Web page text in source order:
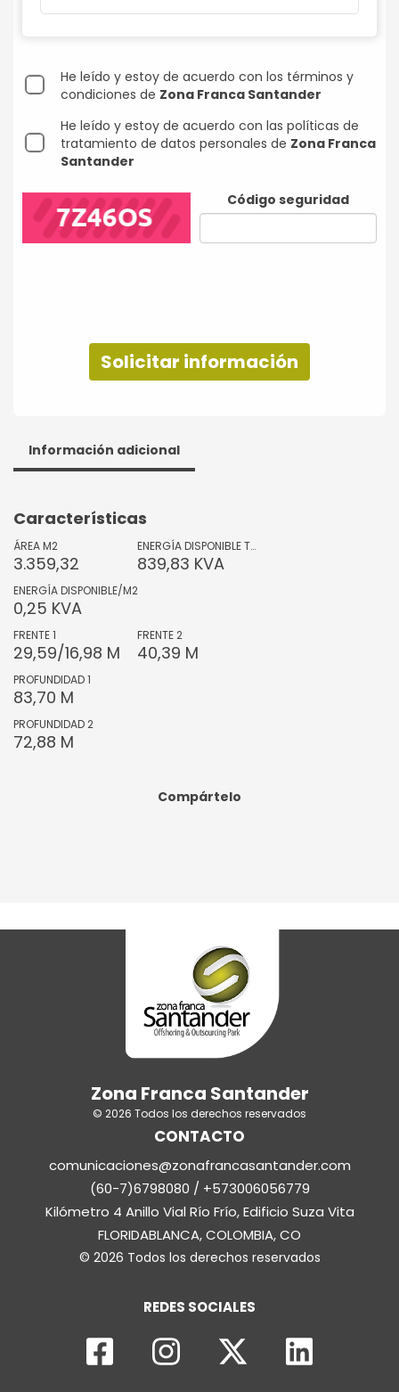
He leído y estoy de acuerdo con los términos y
condiciones de Zona Franca Santander
He leído y estoy de acuerdo con las políticas de
tratamiento de datos personales de Zona Franca
Santander
Código seguridad
Solicitar información
Información adicional
Características
ÁREA M2
3.359,32
ENERGÍA DISPONIBLE TOTAL
839,83 KVA
ENERGÍA DISPONIBLE/M2
0,25 KVA
FRENTE 1
29,59/16,98 M
FRENTE 2
40,39 M
PROFUNDIDAD 1
83,70 M
PROFUNDIDAD 2
72,88 M
Compártelo
Zona Franca Santander
© 2026 Todos los derechos reservados
CONTACTO
comunicaciones@zonafrancasantander.com
(60-7)6798080 / +573006056779
Kilómetro 4 Anillo Vial Río Frío, Edificio Suza Vita
FLORIDABLANCA, COLOMBIA, CO
© 2026 Todos los derechos reservados
REDES SOCIALES